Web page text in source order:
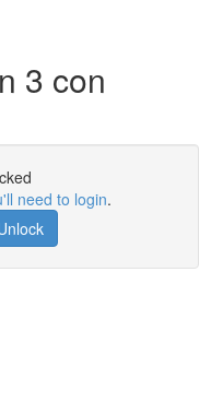
3 con
need to login.